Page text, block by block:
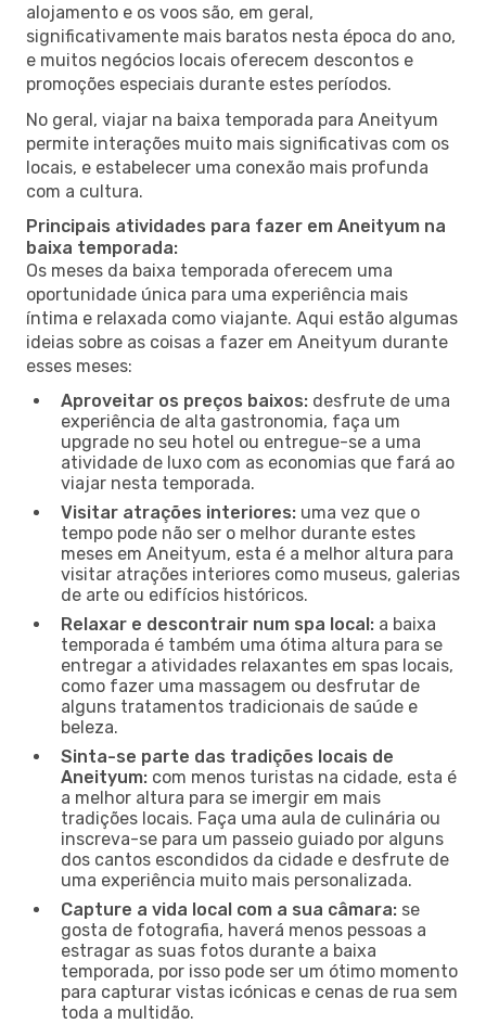
alojamento e os voos são, em geral,
significativamente mais baratos nesta época do ano,
e muitos negócios locais oferecem descontos e
promoções especiais durante estes períodos.
No geral, viajar na baixa temporada para Aneityum
permite interações muito mais significativas com os
locais, e estabelecer uma conexão mais profunda
com a cultura.
Principais atividades para fazer em Aneityum na
baixa temporada:
Os meses da baixa temporada oferecem uma
oportunidade única para uma experiência mais
íntima e relaxada como viajante. Aqui estão algumas
ideias sobre as coisas a fazer em Aneityum durante
esses meses:
Aproveitar os preços baixos: desfrute de uma
experiência de alta gastronomia, faça um
upgrade no seu hotel ou entregue-se a uma
atividade de luxo com as economias que fará ao
viajar nesta temporada.
Visitar atrações interiores: uma vez que o
tempo pode não ser o melhor durante estes
meses em Aneityum, esta é a melhor altura para
visitar atrações interiores como museus, galerias
de arte ou edifícios históricos.
Relaxar e descontrair num spa local: a baixa
temporada é também uma ótima altura para se
entregar a atividades relaxantes em spas locais,
como fazer uma massagem ou desfrutar de
alguns tratamentos tradicionais de saúde e
beleza.
Sinta-se parte das tradições locais de
Aneityum: com menos turistas na cidade, esta é
a melhor altura para se imergir em mais
tradições locais. Faça uma aula de culinária ou
inscreva-se para um passeio guiado por alguns
dos cantos escondidos da cidade e desfrute de
uma experiência muito mais personalizada.
Capture a vida local com a sua câmara: se
gosta de fotografia, haverá menos pessoas a
estragar as suas fotos durante a baixa
temporada, por isso pode ser um ótimo momento
para capturar vistas icónicas e cenas de rua sem
toda a multidão.